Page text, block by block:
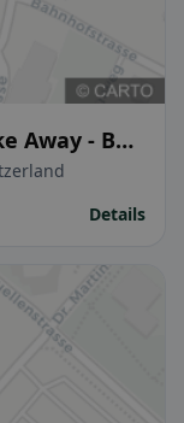
Away - Bad
Details